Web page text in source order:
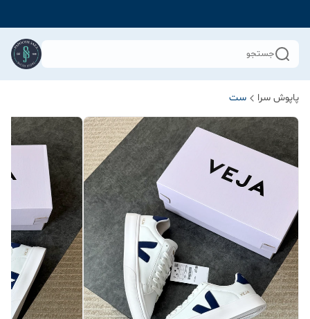
جستجو
پاپوش سرا ست